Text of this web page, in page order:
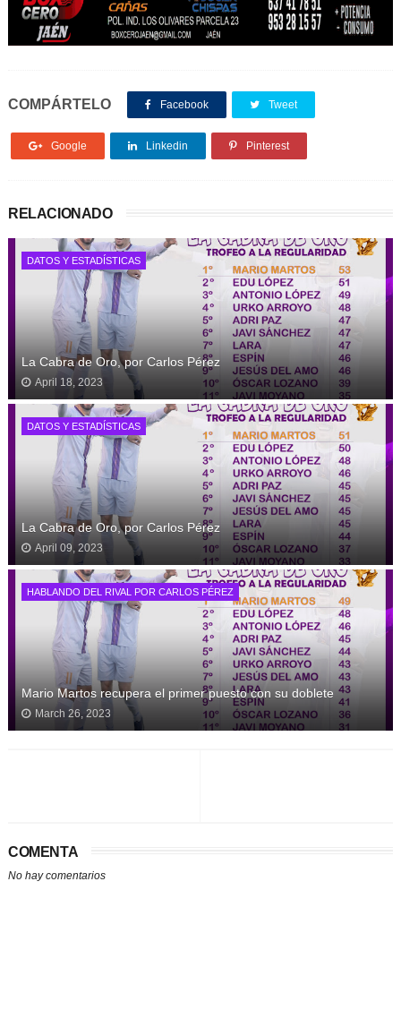
COMPÁRTELO Facebook Tweet
Google Linkedin Pinterest
RELACIONADO
DATOS Y ESTADÍSTICAS
La Cabra de Oro, por Carlos Pérez
April 18, 2023
DATOS Y ESTADÍSTICAS
La Cabra de Oro, por Carlos Pérez
April 09, 2023
HABLANDO DEL RIVAL POR CARLOS PÉREZ
Mario Martos recupera el primer puesto con su doblete
March 26, 2023
COMENTA
No hay comentarios